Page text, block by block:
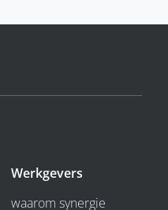
Werkgevers
waarom synergie